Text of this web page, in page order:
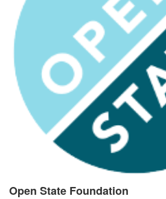
Open State Foundation